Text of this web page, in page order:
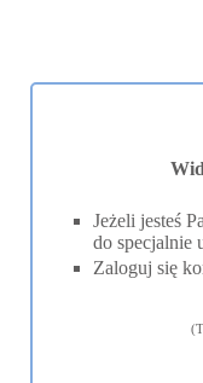
Jeżeli jesteś
do specjalnie
Zaloguj się